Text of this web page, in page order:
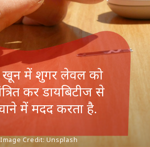
में शुगर लेवल को
कर डायबिटीज से
में मदद करता है.
Image Credit: Unsplash